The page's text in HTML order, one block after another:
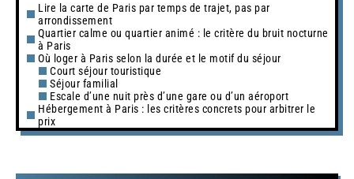
Lire la carte de Paris par temps de trajet, pas par
arrondissement
Quartier calme ou quartier animé : le critère du bruit nocturne
à Paris
Où loger à Paris selon la durée et le motif du séjour
Court séjour touristique
Séjour familial
Escale d’une nuit près d’une gare ou d’un aéroport
Hébergement à Paris : les critères concrets pour arbitrer le
prix